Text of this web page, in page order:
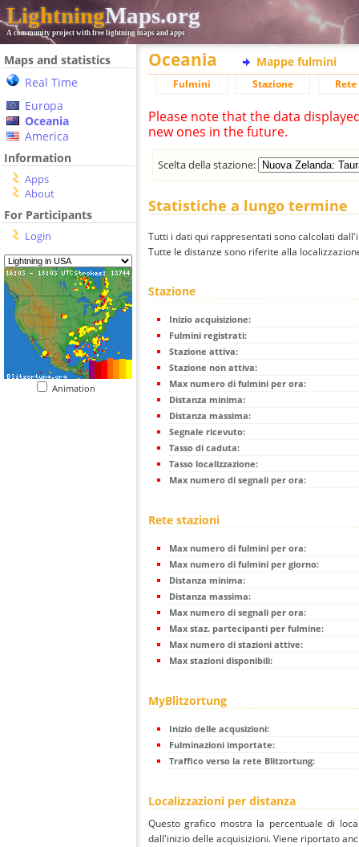
LightningMaps.org
A community project with free lightning maps and apps
Maps and statistics
Real Time
Europa
Oceania
America
Information
Apps
About
For Participants
Login
Animation
Oceania Mappe fulmini
Fulmini Stazione
Please note that the data
new ones in the future.
Scelta della stazione:
Statistiche a lungo termine
Tutti i dati qui rappresentati sono calcolati
Tutte le distanze sono riferite alla
Stazione
Inizio acquisizione:
Fulmini registrati:
Stazione attiva:
Stazione non attiva:
Max numero di fulmini per ora:
Distanza minima:
Distanza massima:
Segnale ricevuto:
Tasso di caduta:
Tasso localizzazione:
Max numero di segnali per ora:
Rete stazioni
Max numero di fulmini per ora:
Max numero di fulmini per giorno:
Distanza minima:
Distanza massima:
Max numero di segnali per ora:
Max staz. partecipanti per fulmine:
Max numero di stazioni attive:
Max stazioni disponibili:
MyBlitzortung
Inizio delle acqusizioni:
Fulminazioni importate:
Traffico verso la rete Blitzortung:
Localizzazioni per distanza
Questo grafico mostra la percentuale di
dall'inizio delle acquisizioni. Viene riportato